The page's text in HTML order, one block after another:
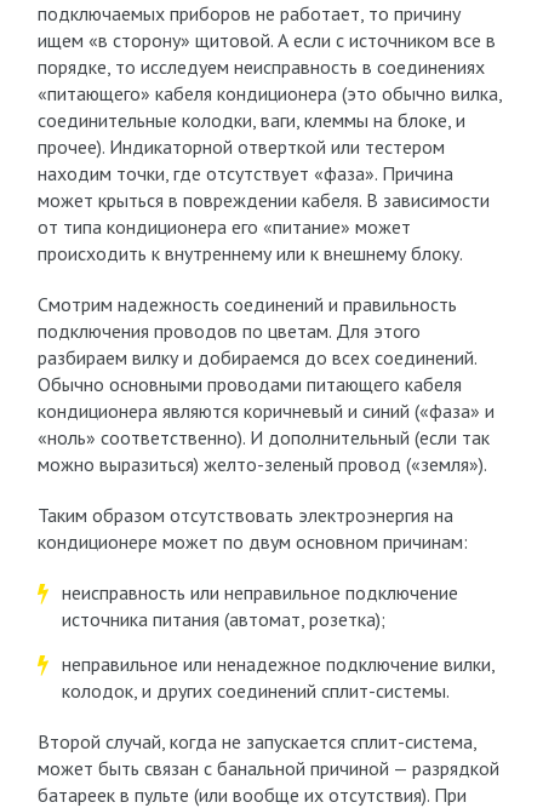
подключаемых приборов не работает, то причину
ищем «в сторону» щитовой. А если с источником все в
порядке, то исследуем неисправность в соединениях
«питающего» кабеля кондиционера (это обычно вилка,
соединительные колодки, ваги, клеммы на блоке, и
прочее). Индикаторной отверткой или тестером
находим точки, где отсутствует «фаза». Причина
может крыться в повреждении кабеля. В зависимости
от типа кондиционера его «питание» может
происходить к внутреннему или к внешнему блоку.
Смотрим надежность соединений и правильность
подключения проводов по цветам. Для этого
разбираем вилку и добираемся до всех соединений.
Обычно основными проводами питающего кабеля
кондиционера являются коричневый и синий («фаза» и
«ноль» соответственно). И дополнительный (если так
можно выразиться) желто-зеленый провод («земля»).
Таким образом отсутствовать электроэнергия на
кондиционере может по двум основном причинам:
неисправность или неправильное подключение
источника питания (автомат, розетка);
неправильное или ненадежное подключение вилки,
колодок, и других соединений сплит-системы.
Второй случай, когда не запускается сплит-система,
может быть связан с банальной причиной — разрядкой
батареек в пульте (или вообще их отсутствия). При